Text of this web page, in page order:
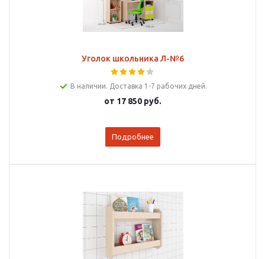
Уголок школьника Л-№6
В наличии. Доставка 1-7 рабочих дней.
от 17 850 руб.
Подробнее